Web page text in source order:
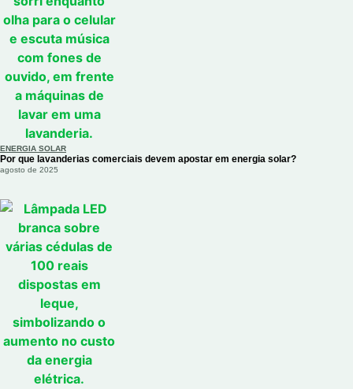
ENERGIA SOLAR
Por que lavanderias comerciais devem apostar em energia solar?
agosto de 2025